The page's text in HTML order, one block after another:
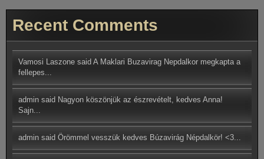
Recent Comments
Vamosi Laszone said A Maklari Buzavirag Nepdalkor megkapta a
fellepes...
admin said Nagyon köszönjük az észrevételt, kedves Anna!
Sajn...
admin said Örömmel vesszük kedves Búzavirág Népdalkör! <3...